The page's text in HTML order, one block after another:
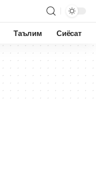
Таълим Сиёсат